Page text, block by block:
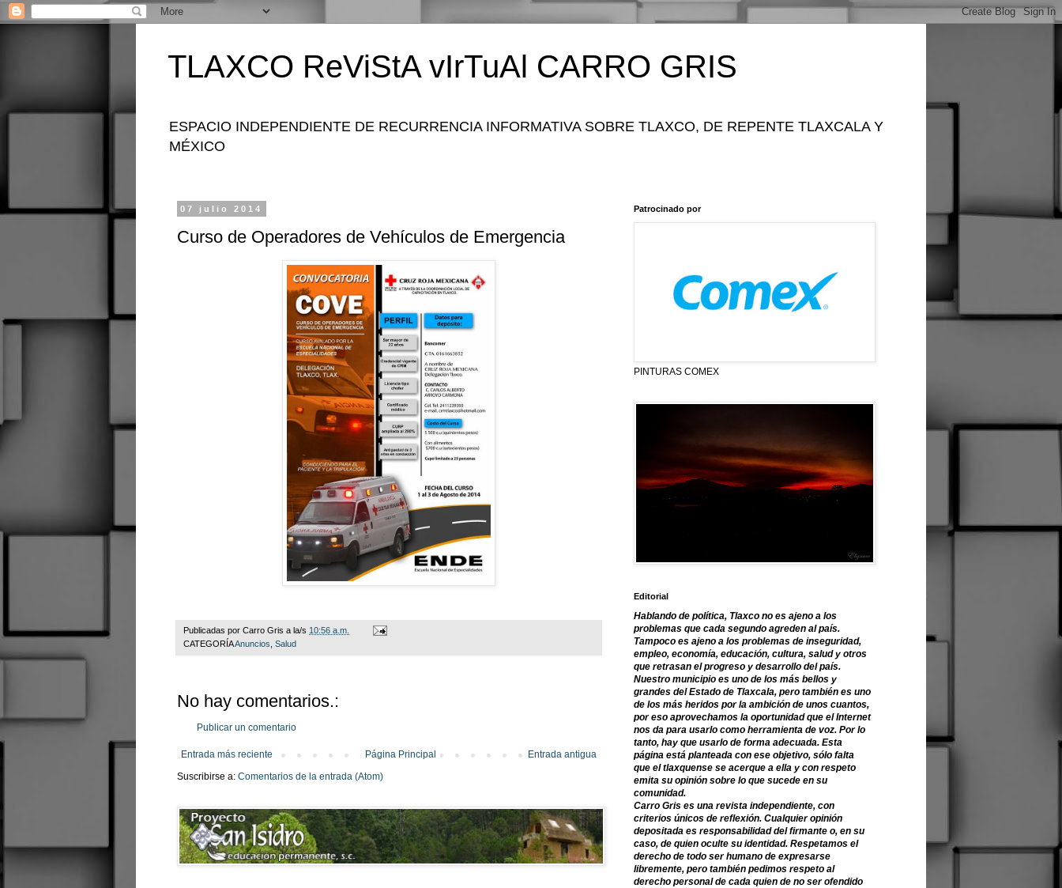
TLAXCO ReViStA vIrTuAl CARRO GRIS
ESPACIO INDEPENDIENTE DE RECURRENCIA INFORMATIVA SOBRE TLAXCO, DE REPENTE TLAXCALA Y
MÉXICO
07 julio 2014
Curso de Operadores de Vehículos de Emergencia
Publicadas por Carro Gris a la/s 10:56 a.m.
CATEGORÍAAnuncios Salud
No hay comentarios.:
Publicar un comentario
Entrada más reciente Entrada antigua
Página Principal
Suscribirse a: Comentarios de la entrada (Atom)
Patrocinado por
PINTURAS COMEX
Editorial
Hablando de política, Tlaxco no es ajeno a los
problemas que cada segundo agreden al país.
Tampoco es ajeno a los problemas de inseguridad,
empleo, economía, educación, cultura, salud y otros
que retrasan el progreso y desarrollo del país.
Nuestro municipio es uno de los más bellos y
grandes del Estado de Tlaxcala, pero también es uno
de los más heridos por la ambición de unos cuantos,
por eso aprovechamos la oportunidad que el Internet
nos da para usarlo como herramienta de voz. Por lo
tanto, hay que usarlo de forma adecuada. Esta
página está planteada con ese objetivo, sólo falta
que el tlaxquense se acerque a ella y con respeto
emita su opinión sobre lo que sucede en su
comunidad.
Carro Gris es una revista independiente, con
criterios únicos de reflexión. Cualquier opinión
depositada es responsabilidad del firmante o, en su
caso, de quien oculte su identidad. Respetamos el
derecho de todo ser humano de expresarse
libremente, pero también pedimos respeto al
derecho personal de cada quien de no ser ofendido